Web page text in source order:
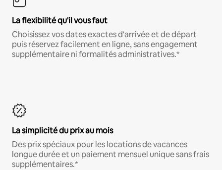
La flexibilité qu'il vous faut
Choisissez vos dates exactes d'arrivée et de départ
puis réservez facilement en ligne, sans engagement
supplémentaire ni formalités administratives.*
La simplicité du prix au mois
Des prix spéciaux pour les locations de vacances
longue durée et un paiement mensuel unique sans frais
supplémentaires.*